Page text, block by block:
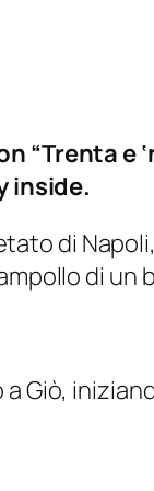
e
inside.
di
di un
Giò,